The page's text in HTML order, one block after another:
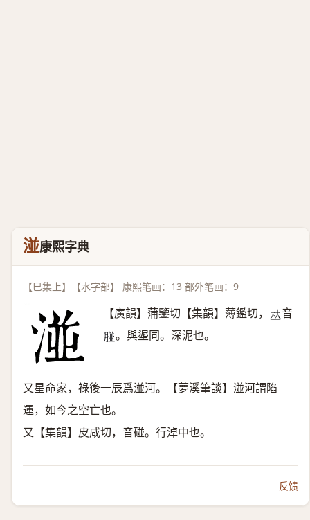
湴康熙字典
【巳集上】【水字部】 康熙笔画：13 部外笔画：9
【廣韻】蒲鑒切【集韻】薄鑑切， 𠀤音
𦝤 。與埿同。深泥也。
又星命家，祿後一辰爲湴河。【夢溪筆談】湴河謂陷
運，如今之空亡也。
又【集韻】皮咸切，音碰。行淖中也。
反馈